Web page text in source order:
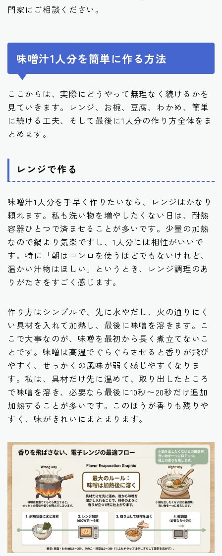
門家にご相談ください。
味噌汁1人分を簡単に作る方法
ここからは、実際にどうやって無理なく続けるかを
見ていきます。レンジ、お椀、豆腐、わかめ、簡単
に続ける工夫、そして最後に1人分の作り方全体をま
とめます。
レンジで作る
味噌汁1人分を手早く作りたいなら、レンジはかなり
頼れます。私も洗い物を増やしたくない日は、耐熱
容器ひとつで済ませることが多いです。少量の加熱
なので鍋より気楽ですし、1人分には相性がいいで
す。特に「朝はコンロを使うほどでもないけれど、
温かい汁物はほしい」というとき、レンジ調理のあ
りがたさをすごく感じます。
作り方はシンプルで、先に水やだし、火の通りにく
い具材を入れて加熱し、最後に味噌を溶きます。こ
こで大事なのが、味噌を最初から長く煮立てないこ
とです。味噌は高温でぐらぐらさせると香りが飛び
やすく、せっかくの風味が弱く感じやすくなりま
す。私は、具材だけ先に温めて、取り出したところ
で味噌を溶き、必要なら最後に10秒〜20秒だけ追加
加熱することが多いです。このほうが香りも残りや
すく、味がきれいにまとまります。